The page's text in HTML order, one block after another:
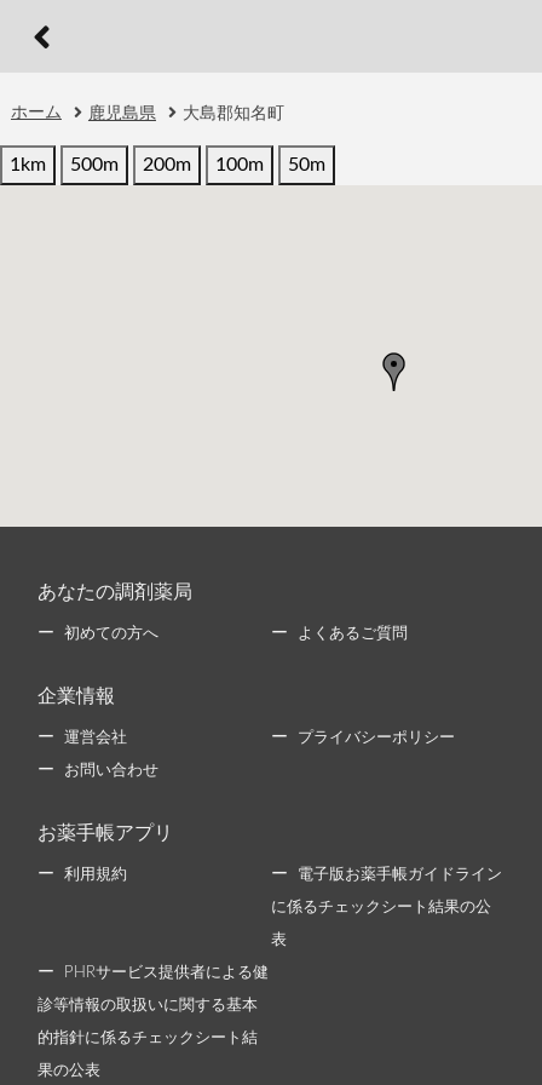
ホーム 鹿児島県 大島郡知名町
1km 500m 200m 100m 50m
あなたの調剤薬局
初めての方へ よくあるご質問
企業情報
運営会社 プライバシーポリシー
お問い合わせ
お薬手帳アプリ
利用規約 電子版お薬手帳ガイドライン
に係るチェックシート結果の公
表
PHRサービス提供者による健
診等情報の取扱いに関する基本
的指針に係るチェックシート結
果の公表